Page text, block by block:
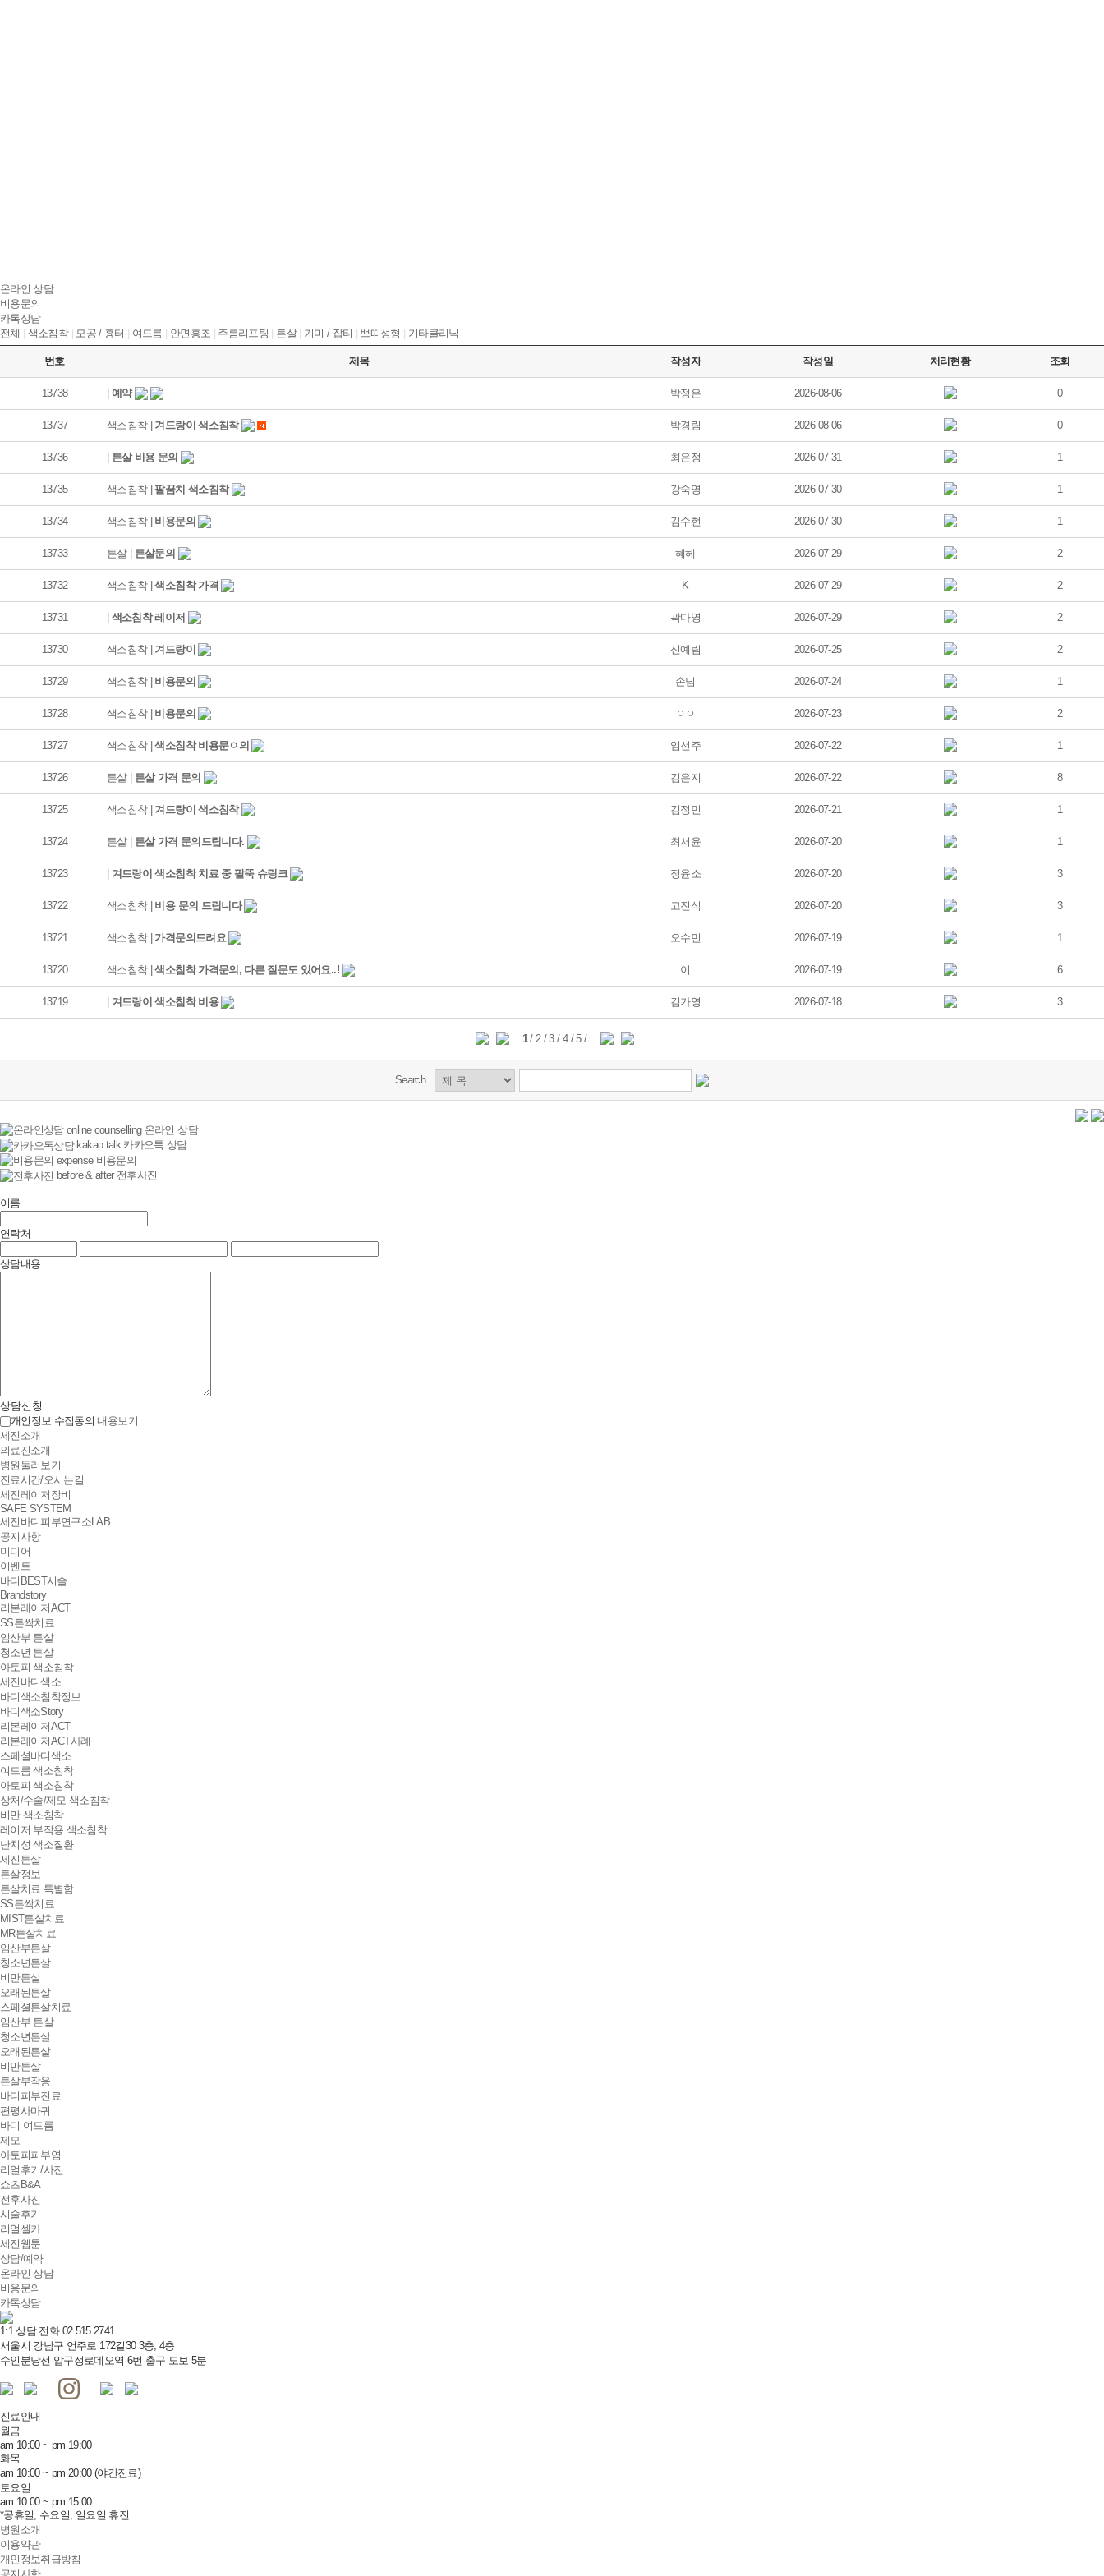
온라인 상담
비용문의
카톡상담
전체 | 색소침착| 모공 / 흉터 | 여드름 | 안면홍조 | 주름리프팅 | 튼살| 기미 / 잡티 | 쁘띠성형 | 기타클리닉
번호 제목 작성자 작성일 처리현황 조회
13738 | 예약 박정은 2026-08-06 0
13737 색소침착 | 겨드랑이 색소침착 박경림 2026-08-06 0
13736 | 튼살 비용 문의 최은정 2026-07-31 1
13735 색소침착 |팔꿈치 색소침착 강숙영 2026-07-30 1
13734 색소침착 | 비용문의 김수현 2026-07-30 1
13733 튼살 | 튼살문의 혜헤 2026-07-29 2
13732 색소침착 |색소침착 가격 K 2026-07-29 2
13731 | 색소침착 레이저 곽다영 2026-07-29 2
13730 색소침착 | 겨드랑이 신예림 2026-07-25 2
13729 색소침착 | 비용문의 손님 2026-07-24 1
13728 색소침착 | 비용문의 ㅇㅇ 2026-07-23 2
13727 색소침착 |색소침착 비용문ㅇ의 임선주 2026-07-22 1
13726 튼살 | 튼살 가격 문의 김은지 2026-07-22 8
13725 색소침착 | 겨드랑이 색소침착 김정민 2026-07-21 1
13724 튼살 | 튼살 가격 문의드립니다. 최서윤 2026-07-20 1
13723 | 겨드랑이 색소침착 치료 중 팔뚝 슈링크 정윤소 2026-07-20 3
13722 색소침착 | 비용 문의 드립니다 고진석 2026-07-20 3
13721 색소침착 | 가격문의드려요 오수민 2026-07-19 1
13720 색소침착 |색소침착 가격문의, 다른 질문도 있어요..! 이 2026-07-19 6
13719 | 겨드랑이 색소침착 비용 김가영 2026-07-18 3
1/ 2 /3/ 4 /5 /
Search
online counselling 온라인 상담
kakao talk 카카오톡 상담
expense 비용문의
before & after 전후사진
이름
연락처
상담내용
상담신청
개인정보 수집동의 내용보기
세진소개
의료진소개
병원둘러보기
진료시간/오시는길
세진레이저장비
SAFE SYSTEM
세진바디피부연구소LAB
공지사항
미디어
이벤트
바디BEST시술
Brandstory
리본레이저ACT
SS튼싹치료
임산부 튼살
청소년 튼살
아토피 색소침착
세진바디색소
바디색소침착정보
바디색소Story
리본레이저ACT
리본레이저ACT사례
스페셜바디색소
여드름 색소침착
아토피 색소침착
상처/수술/제모 색소침착
비만 색소침착
레이저 부작용 색소침착
난치성 색소질환
세진튼살
튼살정보
튼살치료 특별함
SS튼싹치료
MIST튼살치료
MR튼살치료
임산부튼살
청소년튼살
비만튼살
오래된튼살
스페셜튼살치료
임산부 튼살
청소년튼살
오래된튼살
비만튼살
튼살부작용
바디피부진료
편평사마귀
바디 여드름
제모
아토피피부염
리얼후기/사진
쇼츠B&A
전후사진
시술후기
리얼셀카
세진웹툰
상담/예약
온라인 상담
비용문의
카톡상담
1:1 상담 전화 02.515.2741
서울시 강남구 언주로 172길30 3층, 4층
수인분당선 압구정로데오역 6번 출구 도보 5분
진료안내
월금
am 10:00 ~ pm 19:00
화목
am 10:00 ~ pm 20:00 (야간진료)
토요일
am 10:00 ~ pm 15:00
*공휴일, 수요일, 일요일 휴진
병원소개
이용약관
개인정보취급방침